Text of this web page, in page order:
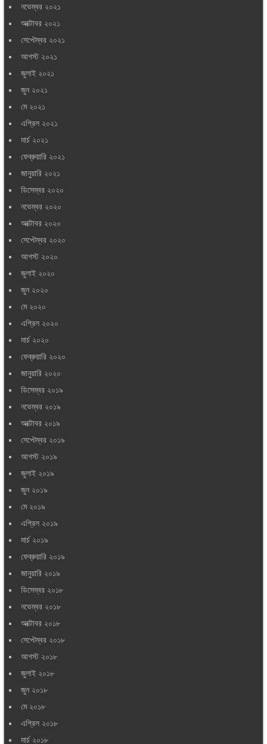
নভেম্বর ২০২১
অক্টোবর ২০২১
সেপ্টেম্বর ২০২১
আগস্ট ২০২১
জুলাই ২০২১
জুন ২০২১
মে ২০২১
এপ্রিল ২০২১
মার্চ ২০২১
ফেব্রুয়ারি ২০২১
জানুয়ারি ২০২১
ডিসেম্বর ২০২০
নভেম্বর ২০২০
অক্টোবর ২০২০
সেপ্টেম্বর ২০২০
আগস্ট ২০২০
জুলাই ২০২০
জুন ২০২০
মে ২০২০
এপ্রিল ২০২০
মার্চ ২০২০
ফেব্রুয়ারি ২০২০
জানুয়ারি ২০২০
ডিসেম্বর ২০১৯
নভেম্বর ২০১৯
অক্টোবর ২০১৯
সেপ্টেম্বর ২০১৯
আগস্ট ২০১৯
জুলাই ২০১৯
জুন ২০১৯
মে ২০১৯
এপ্রিল ২০১৯
মার্চ ২০১৯
ফেব্রুয়ারি ২০১৯
জানুয়ারি ২০১৯
ডিসেম্বর ২০১৮
নভেম্বর ২০১৮
অক্টোবর ২০১৮
সেপ্টেম্বর ২০১৮
আগস্ট ২০১৮
জুলাই ২০১৮
জুন ২০১৮
মে ২০১৮
এপ্রিল ২০১৮
মার্চ ২০১৮